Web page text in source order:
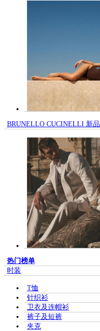
BRUNELLO CUCINELLI 新品
热门榜单
时装
T恤
针织衫
卫衣及连帽衫
裤子及短裤
夹克